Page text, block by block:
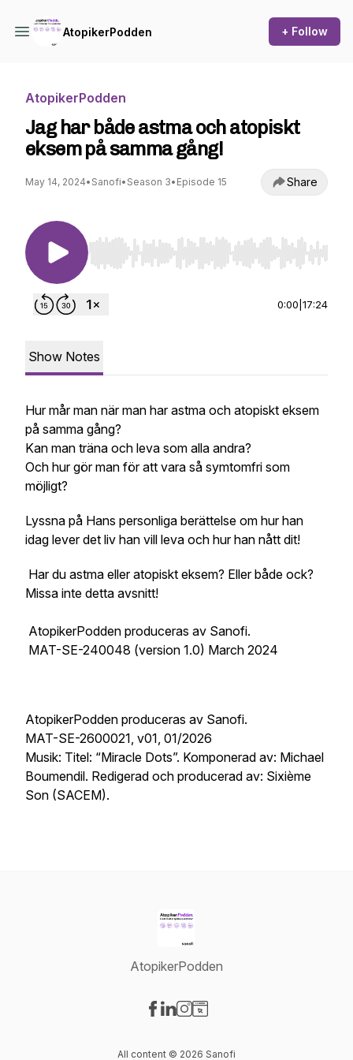
AtopikerPodden + Follow
AtopikerPodden
Jag har både astma och atopiskt
eksem på samma gång!
May 14, 2024• Sanofi• Season 3• Episode 15 Share
Use Left/Right to seek, Home/End to jump to
0:00 17:24
Show Notes
Hur mår man när man har astma och atopiskt eksem
på samma gång?
Kan man träna och leva som alla andra?
Och hur gör man för att vara så symtomfri som
möjligt?
Lyssna på Hans personliga berättelse om hur han
idag lever det liv han vill leva och hur han nått dit!
Har du astma eller atopiskt eksem? Eller både ock?
Missa inte detta avsnitt!
AtopikerPodden produceras av Sanofi.
MAT-SE-240048 (version 1.0) March 2024
AtopikerPodden produceras av Sanofi.
MAT-SE-2600021, v01, 01/2026
Musik: Titel: “Miracle Dots”. Komponerad av: Michael
Boumendil. Redigerad och producerad av: Sixième
Son (SACEM).
AtopikerPodden
All content © 2026 Sanofi